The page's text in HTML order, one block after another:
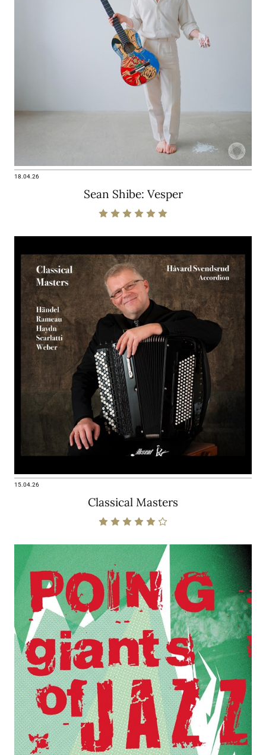
18.04.26
Sean Shibe: Vesper
15.04.26
Classical Masters